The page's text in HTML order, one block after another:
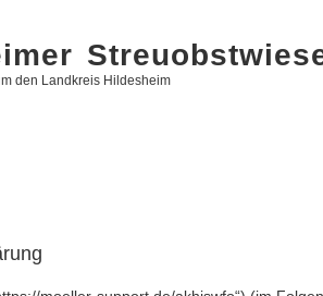
den Landkreis Hildesheim